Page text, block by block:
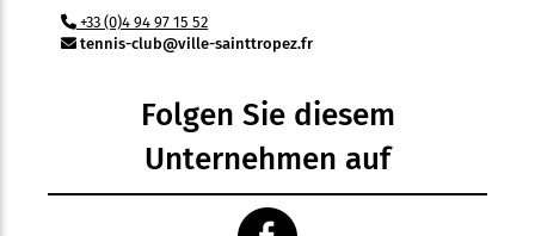
+33 (0)4 94 97 15 52
tennis-club@ville-sainttropez.fr
Folgen Sie diesem
Unternehmen auf